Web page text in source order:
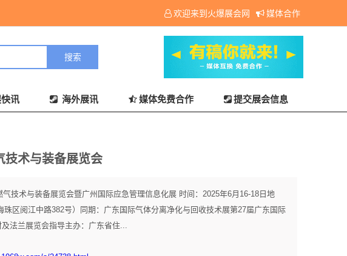
欢迎来到火爆展会网 媒体合作
讯 海外展讯 媒体免费合作 提交展会信息
技术与装备展览会
气技术与装备展览会暨广州国际应急管理信息化展 时间：2025年6月16-18日地
珠区阅江中路382号）同期：广东国际气体分离净化与回收技术展第27届广东国际
法兰展览会指导主办：广东省住...